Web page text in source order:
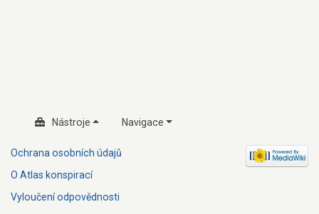
Nástroje Navigace
Ochrana osobních údajů
O Atlas konspirací
Vyloučení odpovědnosti